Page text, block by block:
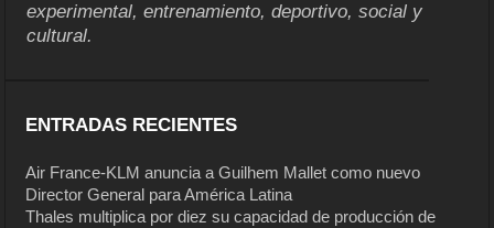
experimental, entrenamiento, deportivo, social y
cultural.
ENTRADAS RECIENTES
Air France-KLM anuncia a Guilhem Mallet como nuevo
Director General para América Latina
Thales multiplica por diez su capacidad de producción de